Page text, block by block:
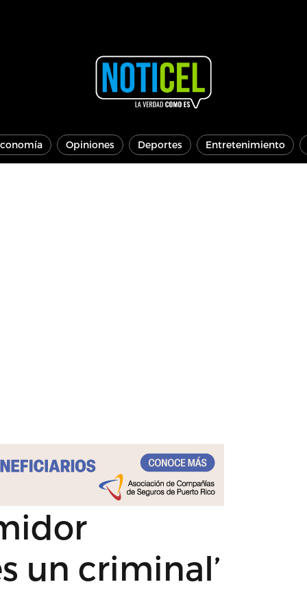
Opiniones Deportes Entretenimiento
un criminal’